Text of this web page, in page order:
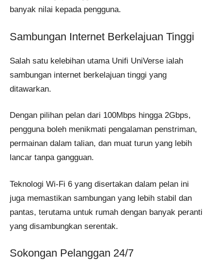
banyak nilai kepada pengguna​.
Sambungan Internet Berkelajuan Tinggi
Salah satu kelebihan utama Unifi UniVerse ialah
sambungan internet berkelajuan tinggi yang
ditawarkan.
Dengan pilihan pelan dari 100Mbps hingga 2Gbps,
pengguna boleh menikmati pengalaman penstriman,
permainan dalam talian, dan muat turun yang lebih
lancar tanpa gangguan.
Teknologi Wi-Fi 6 yang disertakan dalam pelan ini
juga memastikan sambungan yang lebih stabil dan
pantas, terutama untuk rumah dengan banyak peranti
yang disambungkan serentak.
Sokongan Pelanggan 24/7